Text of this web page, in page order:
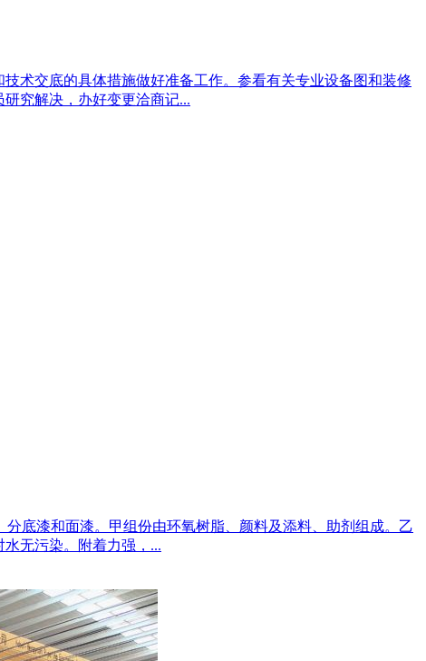
术交底的具体措施做好准备工作。参看有关专业设备图和装修
究解决，办好变更洽商记...
底漆和面漆。甲组份由环氧树脂、颜料及添料、助剂组成。乙
无污染。附着力强，...